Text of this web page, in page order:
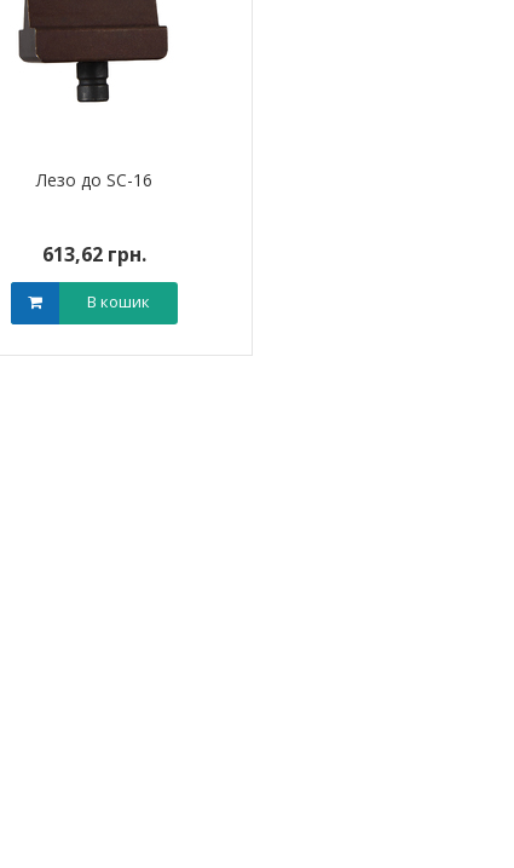
Лезо до SC-16
613,62 грн.
В кошик